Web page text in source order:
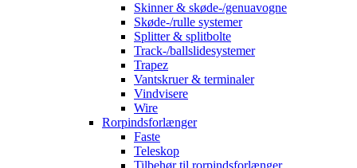
Skinner & skøde-/genuavogne
Skøde-/rulle systemer
Splitter & splitbolte
Track-/ballslidesystemer
Trapez
Vantskruer & terminaler
Vindvisere
Wire
Rorpindsforlænger
Faste
Teleskop